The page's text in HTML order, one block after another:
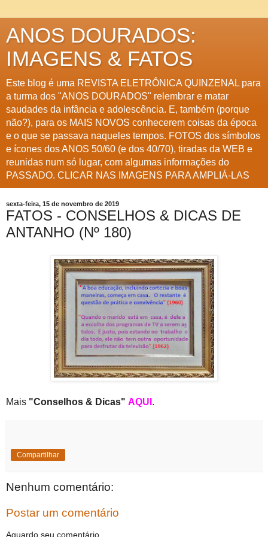
ANOS DOURADOS:
IMAGENS & FATOS
Este blog é uma REVISTA ELETRÔNICA QUINZENAL para
a turma dos "ANOS DOURADOS" relembrar e matar
saudades da infância e adolescência. E, também (porque
não?), para os MAIS NOVOS conhecerem coisas da época
e o que se passava naqueles tempos. FOTOS dos símbolos
e ícones dos ANOS 50/60 (e dos 40/70), tiradas da WEB e
reunidas num só lugar, com algumas informações do
PASSADO. CLICAR NAS IMAGENS PARA AMPLIÁ-LAS
sexta-feira, 15 de novembro de 2019
FATOS - CONSELHOS & DICAS DE
ANTANHO (Nº 180)
Mais "Conselhos & Dicas" AQUI .
Compartilhar
Nenhum comentário:
Postar um comentário
Aguardo seu comentário.